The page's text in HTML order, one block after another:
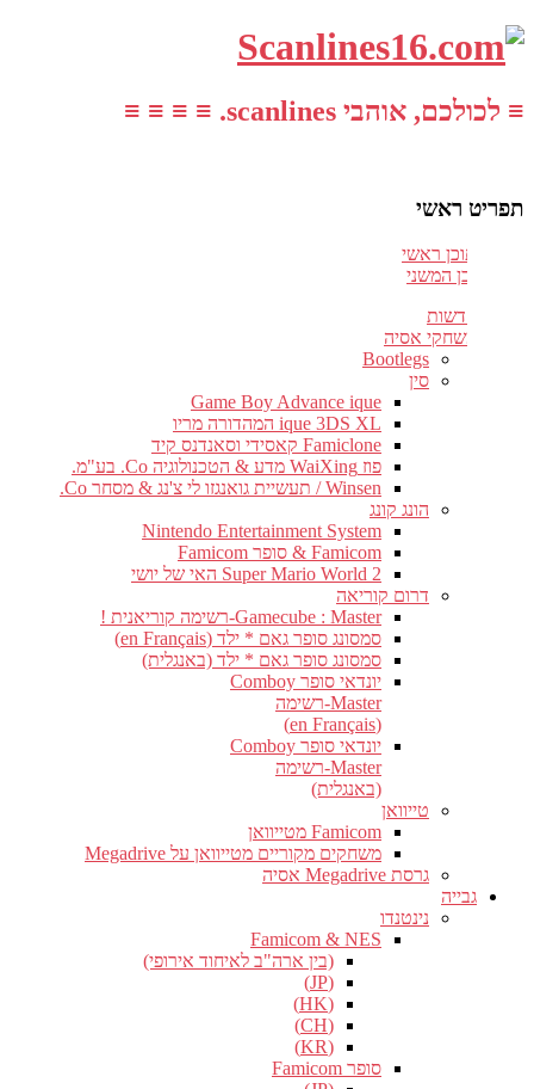
≡ לכולכם, אוהבי scanlines. ≡ ≡ ≡ ≡
תפריט ראשי
עבור לתוכן ראשי
דלג לתוכן המשני
חדשות
משחקי אסיה
Bootlegs
סין
Game Boy Advance ique
ique 3DS XL המהדורה מריו
Famiclone קאסידי וסאנדנס קיד
פוז WaiXing מדע & הטכנולוגיה Co. בע"מ.
Winsen / תעשיית גואנגזו לי צ'נג & מסחר Co.
הונג קונג
Nintendo Entertainment System
Famicom & סופר Famicom
Super Mario World 2 האי של יושי
דרום קוריאה
Gamecube : Master-רשימה קוריאנית !
סמסונג סופר גאם * ילד (en Français)
סמסונג סופר גאם * ילד (באנגלית)
יונדאי סופר Comboy
Master-רשימה
(en Français)
יונדאי סופר Comboy
Master-רשימה
(באנגלית)
טייוואן
Famicom מטייוואן
משחקים מקוריים מטייוואן על Megadrive
גרסת Megadrive אסיה
גבייה
נינטנדו
Famicom & NES
(בין ארה"ב לאיחוד אירופי)
(JP)
(HK)
(CH)
(KR)
סופר Famicom